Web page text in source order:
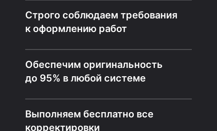
Строго соблюдаем требования
к оформлению работ
Обеспечим оригинальность
до 95% в любой системе
Выполняем бесплатно все
корректировки